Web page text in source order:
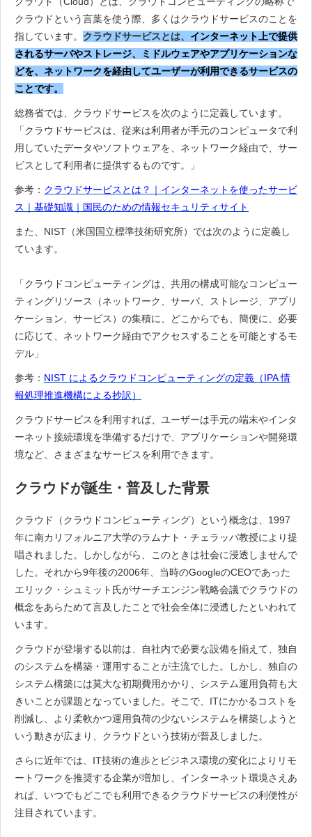
クラウドという言葉を使う際、多くはクラウドサービスのことを
指しています。 クラウドサービスとは、 インターネット上で提供
されるサーバやストレージ、ミドルウェアやアプリケーションな
どを、ネットワークを経由してユーザーが利用できるサービスの
ことです。
総務省では、クラウドサービスを次のように定義しています。
「クラウドサービスは、従来は利用者が手元のコンピュータで利
用していたデータやソフトウェアを、ネットワーク経由で、サー
ビスとして利用者に提供するものです。」
参考： クラウドサービスとは？｜インターネットを使ったサービ
ス｜基礎知識｜国民のための情報セキュリティサイト
また、NIST（米国国立標準技術研究所）では次のように定義し
ています。
「クラウドコンピューティングは、共用の構成可能なコンピュー
ティングリソース（ネットワーク、サーバ、ストレージ、アプリ
ケーション、サービス）の集積に、どこからでも、簡便に、必要
に応じて、ネットワーク経由でアクセスすることを可能とするモ
デル」
参考： NIST によるクラウドコンピューティングの定義（IPA 情
報処理推進機構による抄訳）
クラウドサービスを利用すれば、ユーザーは手元の端末やインタ
ーネット接続環境を準備するだけで、アプリケーションや開発環
境など、さまざまなサービスを利用できます。
クラウドが誕生・普及した背景
クラウド（クラウドコンピューティング）という概念は、1997
年に南カリフォルニア大学のラムナト・チェラッパ教授により提
唱されました。しかしながら、このときは社会に浸透しませんで
した。それから9年後の2006年、当時のGoogleのCEOであった
エリック・シュミット氏がサーチエンジン戦略会議でクラウドの
概念をあらためて言及したことで社会全体に浸透したといわれて
います。
クラウドが登場する以前は、自社内で必要な設備を揃えて、独自
のシステムを構築・運用することが主流でした。しかし、独自の
システム構築には莫大な初期費用かかり、システム運用負荷も大
きいことが課題となっていました。そこで、ITにかかるコストを
削減し、より柔軟かつ運用負荷の少ないシステムを構築しようと
いう動きが広まり、クラウドという技術が普及しました。
さらに近年では、IT技術の進歩とビジネス環境の変化によりリモ
ートワークを推奨する企業が増加し、インターネット環境さえあ
れば、いつでもどこでも利用できるクラウドサービスの利便性が
注目されています。